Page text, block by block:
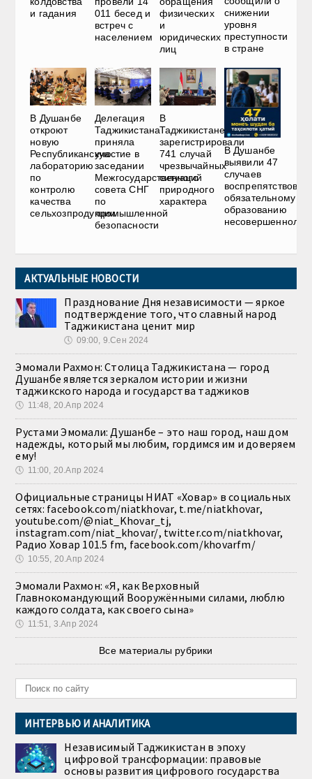
и гадания
011 бесед и
встреч с
населением
физических
и
юридических
лиц
снижении
уровня
преступности
в стране
В Душанбе
откроют
новую
Республиканскую
лабораторию
по
контролю
качества
сельхозпродукции
Делегация
Таджикистана
приняла
участие в
заседании
Межгосударственного
совета СНГ
по
промышленной
безопасности
В
Таджикистане
зарегистрировали
741 случай
чрезвычайных
ситуаций
природного
характера
В Душанбе
выявили 47
случаев
обязательному
образованию
АКТУАЛЬНЫЕ НОВОСТИ
Празднование Дня независимости — яркое
подтверждение того, что славный народ
Таджикистана ценит мир
🕔 09:00, 9.Сен 2024
Эмомали Рахмон: Столица Таджикистана — город
Душанбе является зеркалом истории и жизни
таджикского народа и государства таджиков
🕔 11:48, 20.Апр 2024
Рустами Эмомали: Душанбе – это наш город, наш дом
надежды, который мы любим, гордимся им и доверяем
ему!
🕔 11:00, 20.Апр 2024
Официальные страницы НИАТ «Ховар» в социальных
сетях: facebook.com/niatkhovar, t.me/niatkhovar,
youtube.com/@niat_Khovar_tj,
instagram.com/niat_khovar/, twitter.com/niatkhovar,
Радио Ховар 101.5 fm, facebook.com/khovarfm/
🕔 10:55, 20.Апр 2024
Эмомали Рахмон: «Я, как Верховный
Главнокомандующий Вооружёнными силами, люблю
каждого солдата, как своего сына»
🕔 11:51, 3.Апр 2024
Все материалы рубрики
ИНТЕРВЬЮ И АНАЛИТИКА
Независимый Таджикистан в эпоху
цифровой трансформации: правовые
основы развития цифрового государства